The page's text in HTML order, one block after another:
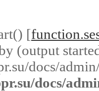
[
(output
docs/
docs/